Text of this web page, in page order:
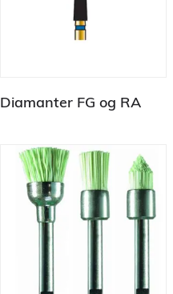
Diamanter FG og RA